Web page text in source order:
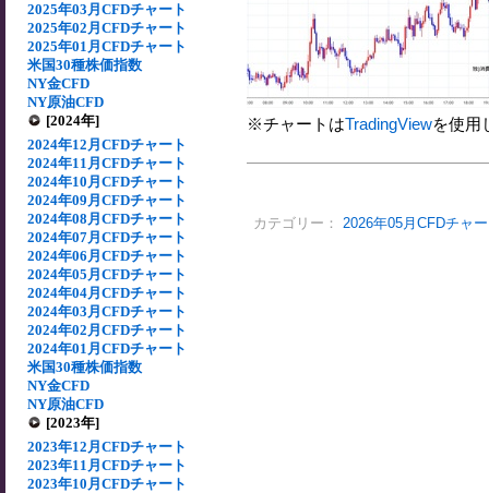
2025年03月CFDチャート
2025年02月CFDチャート
2025年01月CFDチャート
米国30種株価指数
NY金CFD
NY原油CFD
[2024年]
2024年12月CFDチャート
2024年11月CFDチャート
2024年10月CFDチャート
2024年09月CFDチャート
2024年08月CFDチャート
2024年07月CFDチャート
2024年06月CFDチャート
2024年05月CFDチャート
2024年04月CFDチャート
2024年03月CFDチャート
2024年02月CFDチャート
2024年01月CFDチャート
米国30種株価指数
NY金CFD
NY原油CFD
[2023年]
2023年12月CFDチャート
2023年11月CFDチャート
2023年10月CFDチャート
※チャートはTradingViewを使用
カテゴリー： 2026年05月CFDチャ